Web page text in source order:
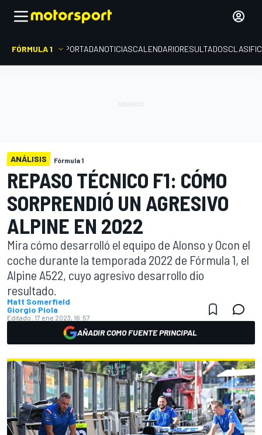
FÓRMULA 1 PORTADANOTICIASCALENDARIORESULTADOS
ANÁLISIS Fórmula 1
REPASO TÉCNICO F1: CÓMO
SORPRENDIÓ UN AGRESIVO
ALPINE EN 2022
Mira cómo desarrolló el equipo de Alonso y Ocon el
coche durante la temporada 2022 de Fórmula 1, el
Alpine A522, cuyo agresivo desarrollo dio
resultado.
Matt Somerfield
Giorgio Piola
Editado: 17 ene 2023, 16:57
AÑADIR COMO FUENTE PRINCIPAL